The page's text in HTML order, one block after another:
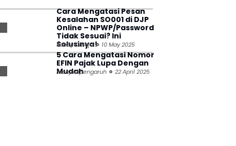
Cara Mengatasi Pesan
Kesalahan SO001 di DJP
Online – NPWP/Password
Tidak Sesuai? Ini
Solusinya!
Fabby Daraja 10 May 2025
5 Cara Mengatasi Nomor
EFIN Pajak Lupa Dengan
Mudah
menjadipengaruh 22 April 2025